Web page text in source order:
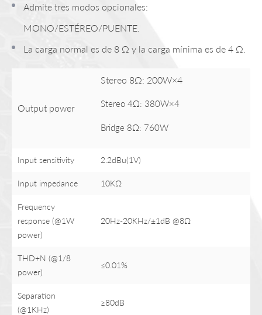
Admite tres modos opcionales:
MONO/ESTÉREO/PUENTE.
La carga normal es de 8 Ω y la carga mínima es de 4 Ω.
Output power
Stereo 8Ω: 200W×4
Stereo 4Ω: 380W×4
Bridge 8Ω: 760W
Input sensitivity 2.2dBu(1V)
Input impedance 10KΩ
Frequency
response (@1W
power)
20Hz-20KHz/±1dB @8Ω
THD+N (@1/8
power)
≤0.01%
Separation
(@1KHz)
≥80dB